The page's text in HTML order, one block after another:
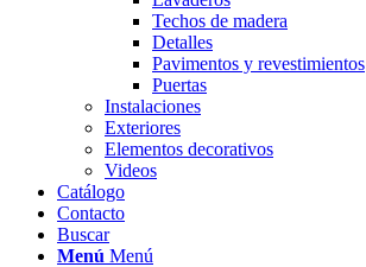
Techos de madera
Detalles
Pavimentos y revestimientos
Puertas
Instalaciones
Exteriores
Elementos decorativos
Videos
Catálogo
Contacto
Buscar
Menú Menú